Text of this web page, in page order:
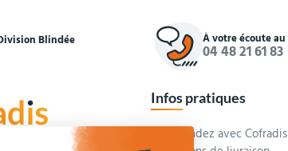
Blindée À votre écoute au
04 48 21 61 83
Infos pratiques
Commandez avec Cofradis